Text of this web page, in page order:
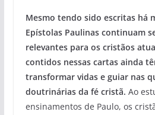
Mesmo tendo sido escritas há
Epístolas Paulinas continuam
relevantes para os cristãos
contidos nessas cartas ainda
transformar vidas e guiar nas
doutrinárias da fé cristã. Ao
ensinamentos de Paulo, os